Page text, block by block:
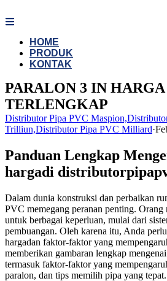
to
HOME
PRODUK
KONTAK
PARALON 3 IN HARGA
TERLENGKAP
Distributor Pipa PVC
Trilliun,Distributor Pipa PVC Milliard·
Panduan Lengkap
hargadi
Dalam dunia konstruksi dan perbaikan
PVC memegang peranan penting.
untuk berbagai keperluan, mulai dari
pembuangan. Oleh karena itu, Anda
hargadan faktor-faktor yang
memberikan gambaran lengkap
termasuk faktor-faktor yang
paralon, dan tips memilih pipa yang tepat.